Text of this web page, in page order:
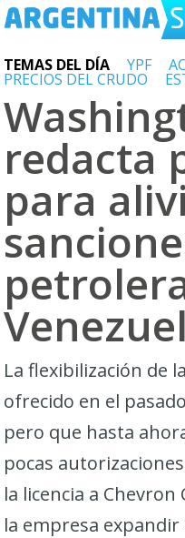
TEMAS DEL DÍA YPF
PRECIOS DEL CRUDO
redacta
para
La flexibilización de
ofrecido en el
pero que hasta
pocas
la licencia a
la empresa